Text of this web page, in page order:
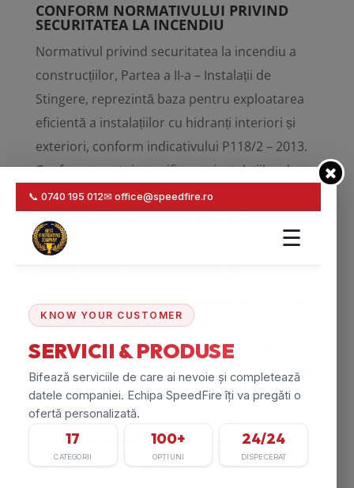
CONFORM NORMATIVULUI PRIVIND
SECURITATEA LA INCENDIU
Normativul privind securitatea la incendiu a
construcțiilor, Partea a II-a – Instalații de
Stingere, reprezintă baza pentru exploatarea
eficientă a instalațiilor cu hidranți interiori și
exteriori, conform indicativului P118/2 – 2013.
Conform acestuia,verificarea instalațiilor de
hidranțitrebuie să fie realizată periodic, având
în vedere condițiile de mediu și riscul de
incendiu.
Beneficiarul are responsabilitatea de a încheia
un contract cu o persoană fizică sau juridică
autorizată, conform art.27.8. Acest contract
trebuie să cuprindă un program de verificări și
mentenanță, având o periodicitate de cel puțin
semestrial. În cadrul acestui program, se
include verificarea funcționării cu furtunul
derulat complet, sub presiune. Prin